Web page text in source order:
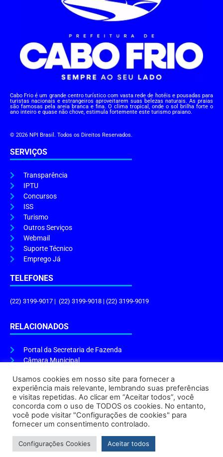
Cabo Frio é um grande centro turístico com vasta rede de hotéis e pousadas para
turistas nacionais e estrangeiros aproveitarem suas belezas naturais. As praias
são famosas pela areia branca e fina. O clima tropical, onde o sol brilha forte o
ano inteiro e quase não chove, estimula fortemente este turismo praiano.
© 2026 NPI Brasil. Todos os Direitos Reservados.
SERVIÇOS
Transparência
IPTU
Concursos
ISS
Turismo
Outros Serviços
Webmail
Suporte Técnico
Emprego Já
TELEFONES
(22) 3199-9017 | (22) 3199-9018 | (22) 3199-9019
RELACIONADOS
Portal da Secretaria de Fazenda
Câmara Municipal
ENDEREÇO E HORÁRIO
Endereço:Praça Tiradentes, s/n – Centro, Cabo Frio – RJ, 28906-290
Atendimento do Protocolo Geral da Prefeitura:9h às 16h
Horário de Funcionamento:8h às 17h
Usamos cookies em nosso site para fornecer a
experiência mais relevante, lembrando suas preferências
e visitas repetidas. Ao clicar em “Aceitar todos”, você
concorda com o uso de TODOS os cookies. No entanto,
você pode visitar "Configurações de cookies" para
fornecer um consentimento controlado.
Configurações Cookies Aceitar todos